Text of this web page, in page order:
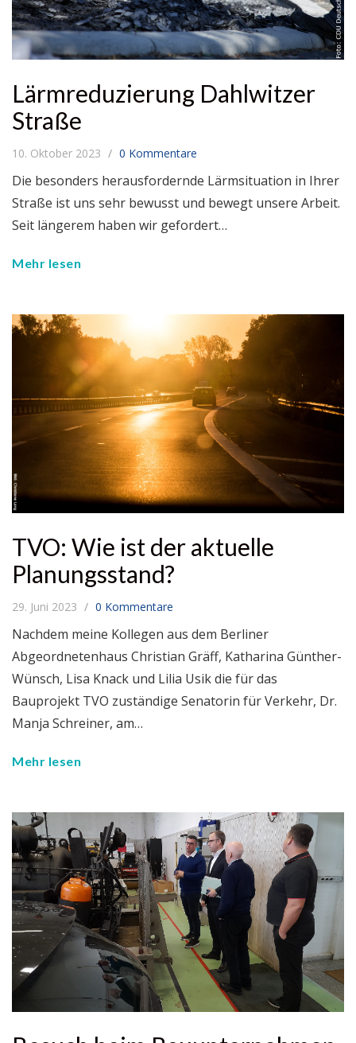
Lärmreduzierung Dahlwitzer
Straße
10. Oktober 2023 0 Kommentare
Die besonders herausfordernde Lärmsituation in Ihrer
Straße ist uns sehr bewusst und bewegt unsere Arbeit.
Seit längerem haben wir gefordert…
Mehr lesen
TVO: Wie ist der aktuelle
Planungsstand?
29. Juni 2023 0 Kommentare
Nachdem meine Kollegen aus dem Berliner
Abgeordnetenhaus Christian Gräff, Katharina Günther-
Wünsch, Lisa Knack und Lilia Usik die für das
Bauprojekt TVO zuständige Senatorin für Verkehr, Dr.
Manja Schreiner, am…
Mehr lesen